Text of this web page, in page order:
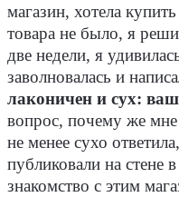
магазин, хотела
товара не было, я
две недели, я
заволновалась и
лаконичен и сух:
вопрос, почему же мне
не менее сухо
публиковали на стене
знакомство с этим